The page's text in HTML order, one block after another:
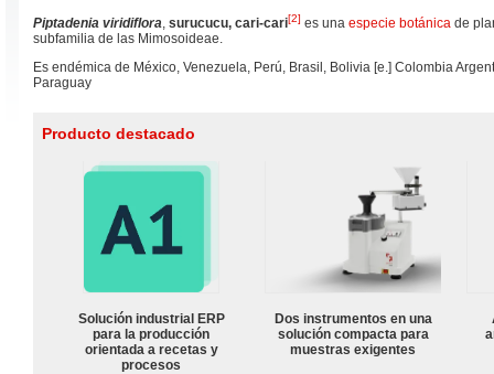
Piptadenia viridiflora, surucucu, cari-cari[2] es una especie botánica de
subfamilia de las Mimosoideae.
Es endémica de México, Venezuela, Perú, Brasil, Bolivia [e.] Colombia
Paraguay
Producto destacado
Solución industrial ERP
para la producción
orientada a recetas y
procesos
Dos instrumentos en una
solución compacta para
muestras exigentes